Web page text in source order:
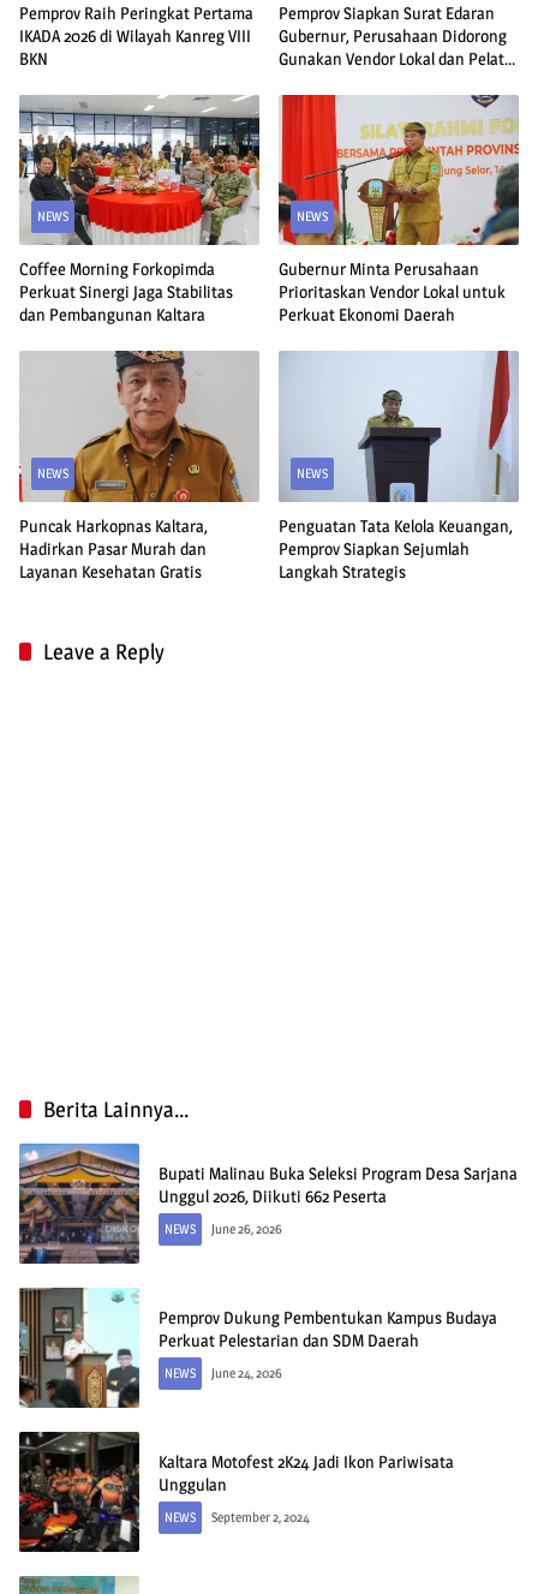
Pemprov Raih Peringkat Pertama
IKADA 2026 di Wilayah Kanreg VIII
BKN
Pemprov Siapkan Surat Edaran
Gubernur, Perusahaan Didorong
Gunakan Vendor Lokal dan Pelat
NEWS
Coffee Morning Forkopimda
Perkuat Sinergi Jaga Stabilitas
dan Pembangunan Kaltara
NEWS
Gubernur Minta Perusahaan
Prioritaskan Vendor Lokal untuk
Perkuat Ekonomi Daerah
NEWS
Puncak Harkopnas Kaltara,
Hadirkan Pasar Murah dan
Layanan Kesehatan Gratis
NEWS
Penguatan Tata Kelola Keuangan,
Pemprov Siapkan Sejumlah
Langkah Strategis
Leave a Reply
Berita Lainnya...
Bupati Malinau Buka Seleksi Program Desa Sarjana
Unggul 2026, Diikuti 662 Peserta
NEWS June 26, 2026
Pemprov Dukung Pembentukan Kampus Budaya
Perkuat Pelestarian dan SDM Daerah
NEWS June 24, 2026
Kaltara Motofest 2K24 Jadi Ikon Pariwisata
Unggulan
NEWS September 2, 2024